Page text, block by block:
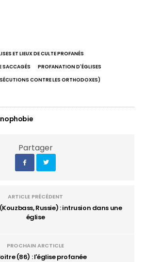
ET LIEUX DE CULTE PROFANÉS
SACCAGÉS
PROFANATION D'ÉGLISES
CONTRE LES ORTHODOXES)
Partager
ARTICLE PRÉCÉDENT
Russie) : intrusion dans une
église
PROCHAIN ARCTICLE
(86) : l'église profanée